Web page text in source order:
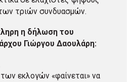
τριών συνδυασμών.
η δήλωση του
Γιώργου Δαουλάρη:
εκλογών «φαίνεται» να